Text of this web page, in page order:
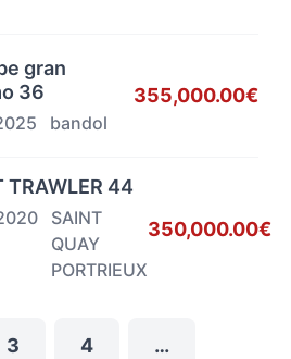
gran
36
bandol
355,000.00€
TRAWLER 44
SAINT
QUAY
PORTRIEUX
350,000.00€
3 4 …